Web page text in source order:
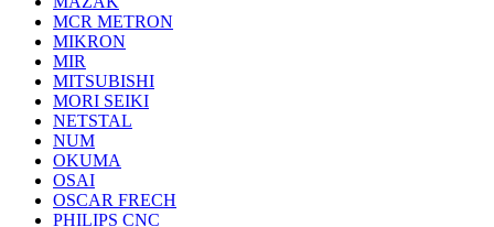
MCR METRON
MIKRON
MIR
MITSUBISHI
MORI SEIKI
NETSTAL
NUM
OKUMA
OSAI
OSCAR FRECH
PHILIPS CNC